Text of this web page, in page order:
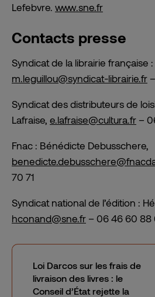
Lefebvre. www.sne.fr
Contacts presse
Syndicat de la librairie française
m.leguillou@syndicat-librairie.fr
Syndicat des distributeurs de
Lafraise, e.lafraise@cultura.fr –
Fnac : Bénédicte Debusschere,
70 71
Syndicat national de l’édition :
hconand@sne.fr – 06 46 60 88
Loi Darcos sur les frais de
livraison des livres : le
Conseil d’État rejette la